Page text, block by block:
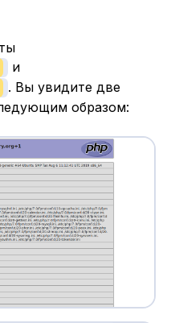
и
. Вы увидите две
образом: